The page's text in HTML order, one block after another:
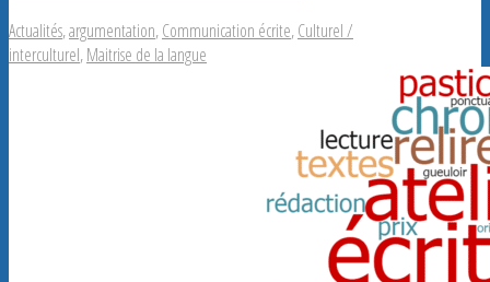
Actualités,argumentation,Communication écrite,Culturel /
interculturel,Maitrise de la langue